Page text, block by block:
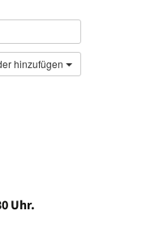
hinzufügen
Uhr.